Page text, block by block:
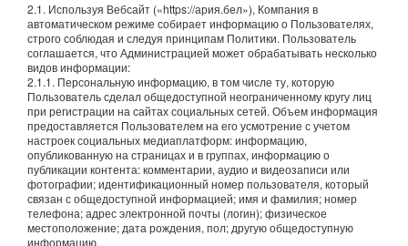
2.1. Используя Вебсайт («https://ария.бел»), Компания в
автоматическом режиме собирает информацию о Пользователях,
строго соблюдая и следуя принципам Политики. Пользователь
соглашается, что Администрацией может обрабатывать несколько
видов информации:
2.1.1. Персональную информацию, в том числе ту, которую
Пользователь сделал общедоступной неограниченному кругу лиц
при регистрации на сайтах социальных сетей. Объем информация
предоставляется Пользователем на его усмотрение с учетом
настроек социальных медиаплатформ: информацию,
опубликованную на страницах и в группах, информацию о
публикации контента: комментарии, аудио и видеозаписи или
фотографии; идентификационный номер пользователя, который
связан с общедоступной информацией; имя и фамилия; номер
телефона; адрес электронной почты (логин); физическое
местоположение; дата рождения, пол; другую общедоступную
информацию.